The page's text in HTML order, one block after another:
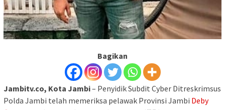
Bagikan
Jambitv.co, Kota Jambi– Penyidik Subdit Cyber Ditreskrimsus
Polda Jambi telah memeriksa pelawak Provinsi Jambi Deby